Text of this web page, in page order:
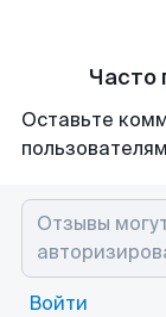
Часто
Оставьте
Войти